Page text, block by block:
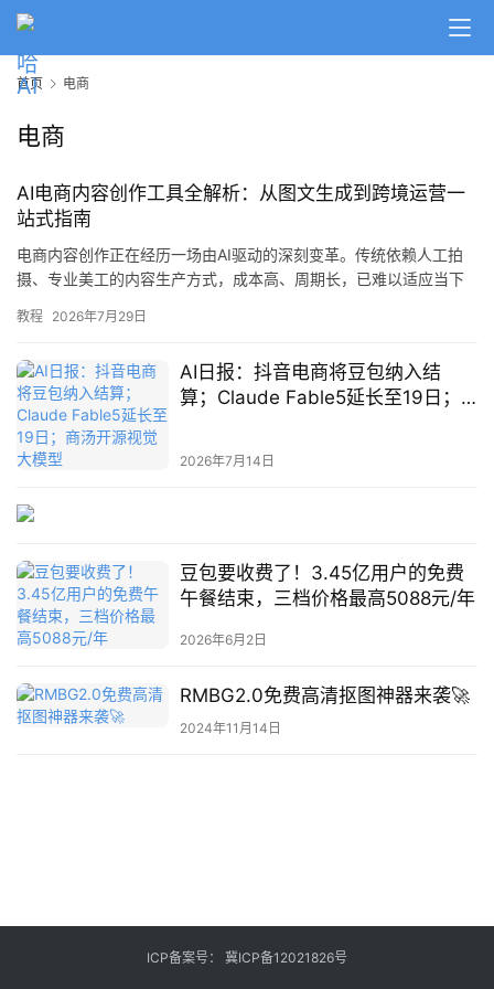
A
I
日
开
源
项
目
应
用
业
好
文
程
首页 电商
电商
AI电商内容创作工具全解析：从图文生成到跨境运营一
站式指南
电商内容创作正在经历一场由AI驱动的深刻变革。传统依赖人工拍
摄、专业美工的内容生产方式，成本高、周期长，已难以适应当下
作工具的核心能力、选型要点与落地实践，帮助商家搭建高效、低
主流电商平台的日常上新、种草营销，还是跨境电商的海外本土化
运营，高质量的商品图文…
教程 2026年7月29日
AI日报：抖音电商将豆包纳入结
算；Claude Fable5延长至19日；
2026年7月14日
豆包要收费了！3.45亿用户的免费
午餐结束，三档价格最高5088元/年
2026年6月2日
RMBG2.0免费高清抠图神器来袭🚀
2024年11月14日
ICP备案号： 冀ICP备12021826号